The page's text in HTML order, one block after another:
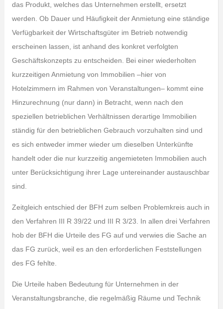
das Produkt, welches das Unternehmen erstellt, ersetzt
werden. Ob Dauer und Häufigkeit der Anmietung eine ständige
Verfügbarkeit der Wirtschaftsgüter im Betrieb notwendig
erscheinen lassen, ist anhand des konkret verfolgten
Geschäftskonzepts zu entscheiden. Bei einer wiederholten
kurzzeitigen Anmietung von Immobilien –hier von
Hotelzimmern im Rahmen von Veranstaltungen– kommt eine
Hinzurechnung (nur dann) in Betracht, wenn nach den
speziellen betrieblichen Verhältnissen derartige Immobilien
ständig für den betrieblichen Gebrauch vorzuhalten sind und
es sich entweder immer wieder um dieselben Unterkünfte
handelt oder die nur kurzzeitig angemieteten Immobilien auch
unter Berücksichtigung ihrer Lage untereinander austauschbar
sind.
Zeitgleich entschied der BFH zum selben Problemkreis auch in
den Verfahren III R 39/22 und III R 3/23. In allen drei Verfahren
hob der BFH die Urteile des FG auf und verwies die Sache an
das FG zurück, weil es an den erforderlichen Feststellungen
des FG fehlte.
Die Urteile haben Bedeutung für Unternehmen in der
Veranstaltungsbranche, die regelmäßig Räume und Technik